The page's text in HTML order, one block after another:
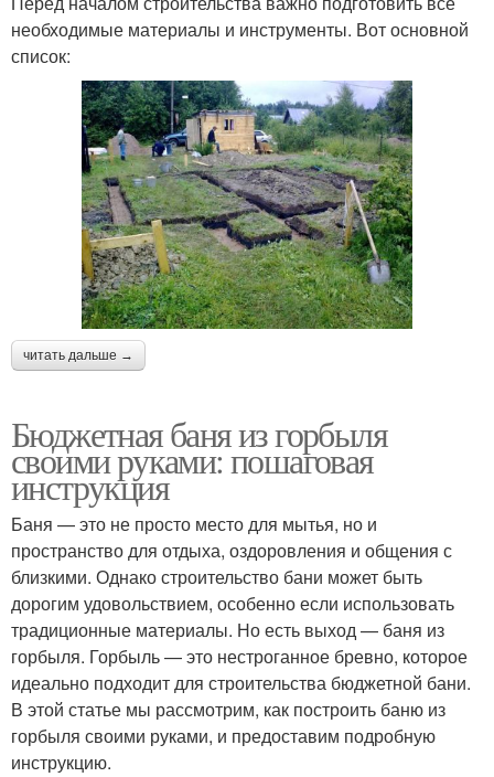
необходимые материалы и инструменты. Вот основной
список:
читать дальше →
Бюджетная баня из горбыля
своими руками: пошаговая
инструкция
Баня — это не просто место для мытья, но и
пространство для отдыха, оздоровления и общения с
близкими. Однако строительство бани может быть
дорогим удовольствием, особенно если использовать
традиционные материалы. Но есть выход — баня из
горбыля. Горбыль — это нестроганное бревно, которое
идеально подходит для строительства бюджетной бани.
В этой статье мы рассмотрим, как построить баню из
горбыля своими руками, и предоставим подробную
инструкцию.